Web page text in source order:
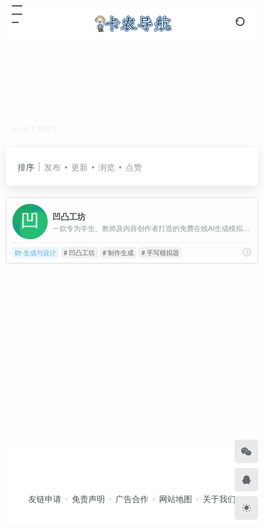
排序 发布 更新 浏览 点赞
凹凸工坊
生成与设计 # 凹凸工坊 # 制作生成 # 手写模拟器
友链申请 免责声明 广告合作 网站地图 关于我们